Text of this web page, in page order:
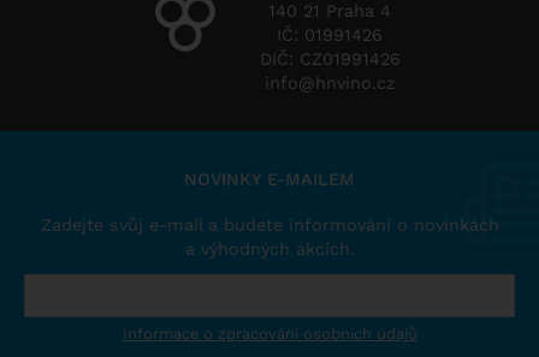
140 21 Praha 4
IČ: 01991426
DIČ: CZ01991426
info@hnvino.cz
NOVINKY E-MAILEM
Zadejte svůj e-mail a budete informováni o novinkách
a výhodných akcích.
Informace o zpracování osobních údajů